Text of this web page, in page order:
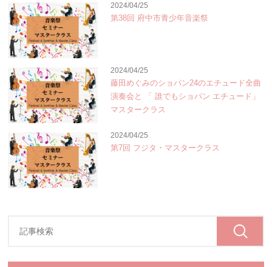
2024/04/25
第38回 府中市青少年音楽祭
2024/04/25
藤田めぐみのショパン24のエチュード全曲
演奏会と 「 誰でもショパン エチュード」
マスタークラス
2024/04/25
第7回 フジタ・マスタークラス